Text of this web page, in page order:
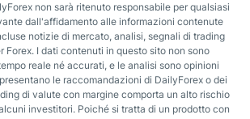
non sarà ritenuto responsabile per qualsiasi
dall'affidamento alle informazioni contenute
notizie di mercato, analisi, segnali di trading
Forex. I dati contenuti in questo sito non sono
reale né accurati, e le analisi sono opinioni
le raccomandazioni di DailyForex o dei
di valute con margine comporta un alto rischio
investitori. Poiché si tratta di un prodotto con